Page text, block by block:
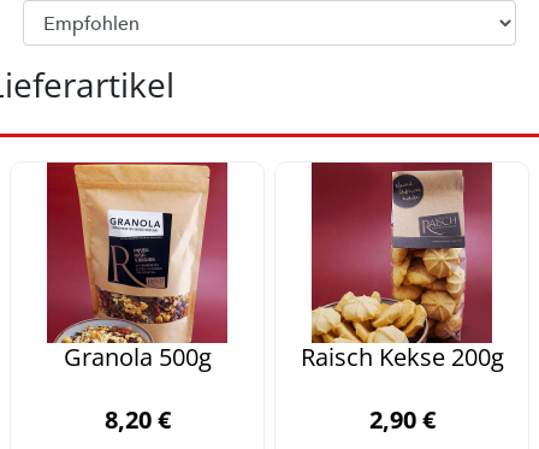
Granola 500g
8,20 €
Raisch Kekse 200g
2,90 €